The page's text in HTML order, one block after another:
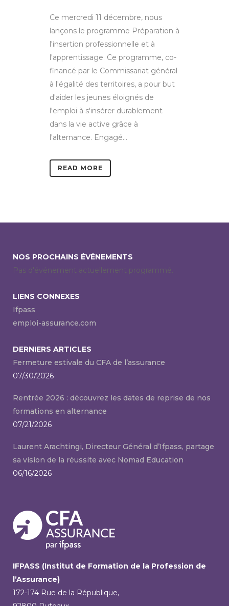
Ce mercredi 11 décembre, nous
lançons le programme Préparation à
l'insertion professionnelle et à
l'apprentissage. Ce programme, co-
financé par le Commissariat général
à l'égalité des territoires, a pour but
d'aider les jeunes éloignés de
l'emploi à s'insérer durablement
dans la vie active grâce à
l'alternance. Engagé...
READ MORE
NOS PROCHAINS ÉVÉNEMENTS
Pas d'événement actuellement programmé.
LIENS CONNEXES
Ifpass
emploi-assurance.com
DERNIERS ARTICLES
Fermeture estivale du CFA de l’assurance
07/30/2026
Rentrée 2026 : découvrez les dates de reprise de nos
formations en alternance
07/21/2026
Laurent Arachtingi, Directeur Général d’Ifpass, partage
sa vision de la réussite avec Nomad Education
06/16/2026
IFPASS (Institut de Formation de la Profession de
l’Assurance)
172-174 Rue de la République,